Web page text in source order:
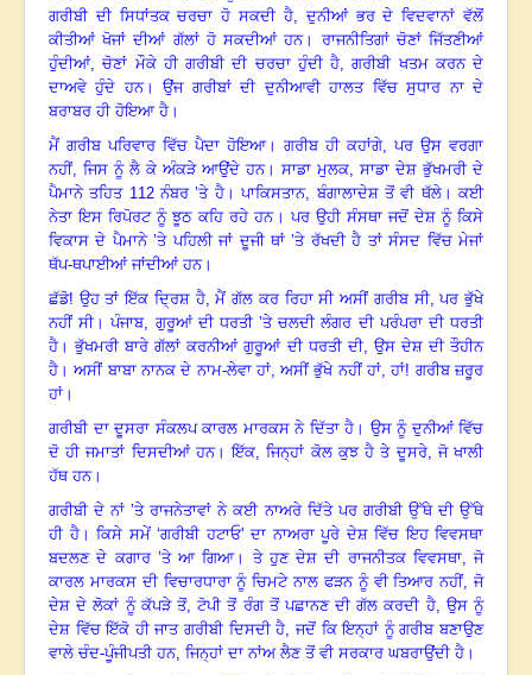
ਗਰੀਬੀ ਦੀ ਸਿਧਾਂਤਕ ਚਰਚਾ ਹੋ ਸਕਦੀ ਹੈ, ਦੁਨੀਆਂ ਭਰ ਦੇ ਵਿਦਵਾਨਾਂ ਵੱਲੋਂ
ਕੀਤੀਆਂ ਖੋਜਾਂ ਦੀਆਂ ਗੱਲਾਂ ਹੋ ਸਕਦੀਆਂ ਹਨ। ਰਾਜਨੀਤਿਗਾਂ ਚੋਣਾਂ ਜਿੱਤਣੀਆਂ
ਹੁੰਦੀਆਂ, ਚੋਣਾਂ ਮੌਕੇ ਹੀ ਗਰੀਬੀ ਦੀ ਚਰਚਾ ਹੁੰਦੀ ਹੈ, ਗਰੀਬੀ ਖਤਮ ਕਰਨ ਦੇ
ਦਾਅਵੇ ਹੁੰਦੇ ਹਨ। ਉਂਜ ਗਰੀਬਾਂ ਦੀ ਦੁਨੀਆਵੀ ਹਾਲਤ ਵਿੱਚ ਸੁਧਾਰ ਨਾ ਦੇ
ਬਰਾਬਰ ਹੀ ਹੋਇਆ ਹੈ ।
ਮੈਂ ਗਰੀਬ ਪਰਿਵਾਰ ਵਿੱਚ ਪੈਦਾ ਹੋਇਆ। ਗਰੀਬ ਹੀ ਕਹਾਂਗੇ, ਪਰ ਉਸ ਵਰਗਾ
ਨਹੀਂ, ਜਿਸ ਨੂੰ ਲੈ ਕੇ ਅੰਕੜੇ ਆਉਂਦੇ ਹਨ। ਸਾਡਾ ਮੁਲਕ, ਸਾਡਾ ਦੇਸ਼ ਭੁੱਖਮਰੀ ਦੇ
ਪੈਮਾਨੇ ਤਹਿਤ 112ਨੰਬਰ ’ਤੇ ਹੈ।ਪਾਕਿਸਤਾਨ, ਬੰਗਾਲਾਦੇਸ਼ ਤੋਂ ਵੀ ਥੱਲੇ।ਕਈ
ਨੇਤਾ ਇਸ ਰਿਪੋਰਟ ਨੂੰ ਝੂਠ ਕਹਿ ਰਹੇ ਹਨ। ਪਰ ਉਹੀ ਸੰਸਥਾ ਜਦੋਂ ਦੇਸ਼ ਨੂੰ ਕਿਸੇ
ਵਿਕਾਸ ਦੇ ਪੈਮਾਨੇ ’ਤੇ ਪਹਿਲੀ ਜਾਂ ਦੂਜੀ ਥਾਂ ’ਤੇ ਰੱਖਦੀ ਹੈ ਤਾਂ ਸੰਸਦ ਵਿੱਚ ਮੇਜਾਂ
ਥੱਪ-ਥਪਾਈਆਂ ਜਾਂਦੀਆਂ ਹਨ।
ਛੱਡੋ! ਉਹ ਤਾਂ ਇੱਕ ਦ੍ਰਿਸ਼ ਹੈ, ਮੈਂ ਗੱਲ ਕਰ ਰਿਹਾ ਸੀ ਅਸੀਂ ਗਰੀਬ ਸੀ,ਪਰ ਭੁੱਖੇ
ਨਹੀਂ ਸੀ।ਪੰਜਾਬ, ਗੁਰੂਆਂ ਦੀ ਧਰਤੀ ’ਤੇ ਚਲਦੀ ਲੰਗਰ ਦੀ ਪਰੰਪਰਾ ਦੀ ਧਰਤੀ
ਹੈ ।ਭੁੱਖਮਰੀ ਬਾਰੇ ਗੱਲਾਂ ਕਰਨੀਆਂ ਗੁਰੂਆਂ ਦੀ ਧਰਤੀ ਦੀ, ਉਸ ਦੇਸ਼ ਦੀ ਤੌਹੀਨ
ਹੈ ।ਅਸੀਂ ਬਾਬਾ ਨਾਨਕ ਦੇ ਨਾਮ-ਲੇਵਾ ਹਾਂ,ਅਸੀਂ ਭੁੱਖੇ ਨਹੀਂ ਹਾਂ,ਹਾਂ! ਗਰੀਬ ਜ਼ਰੂਰ
ਹਾਂ ।
ਗਰੀਬੀ ਦਾ ਦੂਸਰਾ ਸੰਕਲਪ ਕਾਰਲ ਮਾਰਕਸ ਨੇ ਦਿੱਤਾ ਹੈ । ਉਸ ਨੂੰ ਦੁਨੀਆਂ ਵਿੱਚ
ਦੋ ਹੀ ਜਮਾਤਾਂ ਦਿਸਦੀਆਂ ਹਨ। ਇੱਕ, ਜਿਨ੍ਹਾਂ ਕੋਲ ਕੁਝ ਹੈ ਤੇ ਦੂਸਰੇ, ਜੋ ਖਾਲੀ
ਹੱਥ ਹਨ।
ਗਰੀਬੀ ਦੇ ਨਾਂ ’ਤੇ ਰਾਜਨੇਤਾਵਾਂ ਨੇ ਕਈ ਨਾਅਰੇ ਦਿੱਤੇ ਪਰ ਗਰੀਬੀ ਉੱਥੇ ਦੀ ਉੱਥੇ
ਹੀ ਹੈ। ਕਿਸੇ ਸਮੇਂ ‘ਗਰੀਬੀ ਹਟਾਓ’ ਦਾ ਨਾਅਰਾ ਪੂਰੇ ਦੇਸ਼ ਵਿੱਚ ਇਹ ਵਿਵਸਥਾ
ਬਦਲਣ ਦੇ ਕਗਾਰ ’ਤੇ ਆ ਗਿਆ। ਤੇ ਹੁਣ ਦੇਸ਼ ਦੀ ਰਾਜਨੀਤਕ ਵਿਵਸਥਾ, ਜੋ
ਕਾਰਲ ਮਾਰਕਸ ਦੀ ਵਿਚਾਰਧਾਰਾ ਨੂੰ ਚਿਮਟੇ ਨਾਲ ਫੜਨ ਨੂੰ ਵੀ ਤਿਆਰ ਨਹੀਂ,ਜੋ
ਦੇਸ਼ ਦੇ ਲੋਕਾਂ ਨੂੰ ਕੱਪੜੇ ਤੋਂ,ਟੋਪੀ ਤੋਂ ਰੰਗ ਤੋਂ ਪਛਾਨਣ ਦੀ ਗੱਲ ਕਰਦੀ ਹੈ, ਉਸ ਨੂੰ
ਦੇਸ਼ ਵਿੱਚ ਇੱਕੋ ਹੀ ਜਾਤ ਗਰੀਬੀ ਦਿਸਦੀ ਹੈ, ਜਦੋਂ ਕਿ ਇਨ੍ਹਾਂ ਨੂੰ ਗਰੀਬ ਬਣਾਉਣ
ਵਾਲੇ ਚੰਦ-ਪੂੰਜੀਪਤੀ ਹਨ, ਜਿਨ੍ਹਾਂ ਦਾ ਨਾਂਅ ਲੈਣ ਤੋਂ ਵੀ ਸਰਕਾਰ ਘਬਰਾਉਂਦੀ ਹੈ ।